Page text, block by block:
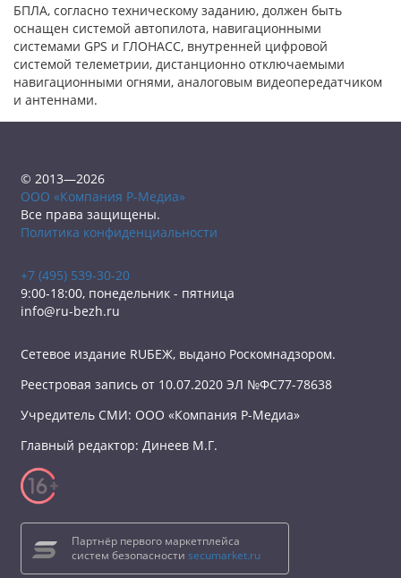
БПЛА, согласно техническому заданию, должен быть
оснащен системой автопилота, навигационными
системами GPS и ГЛОНАСС, внутренней цифровой
системой телеметрии, дистанционно отключаемыми
навигационными огнями, аналоговым видеопередатчиком
и антеннами.
© 2013—2026
ООО «Компания Р-Медиа»
Все права защищены.
Политика конфиденциальности
+7 (495) 539-30-20
9:00-18:00, понедельник - пятница
info@ru-bezh.ru
Сетевое издание RUБЕЖ, выдано Роскомнадзором.
Реестровая запись от 10.07.2020 ЭЛ №ФС77-78638
Учредитель СМИ: ООО «Компания Р-Медиа»
Главный редактор: Динеев М.Г.
Партнёр первого маркетплейса
систем безопасности secumarket.ru